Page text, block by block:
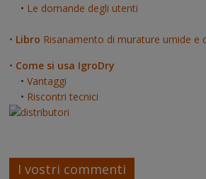
• Le domande degli utenti
• Libro Risanamento di murature umide e
• Come si usa IgroDry
•Vantaggi
• Riscontri tecnici
I vostri commenti